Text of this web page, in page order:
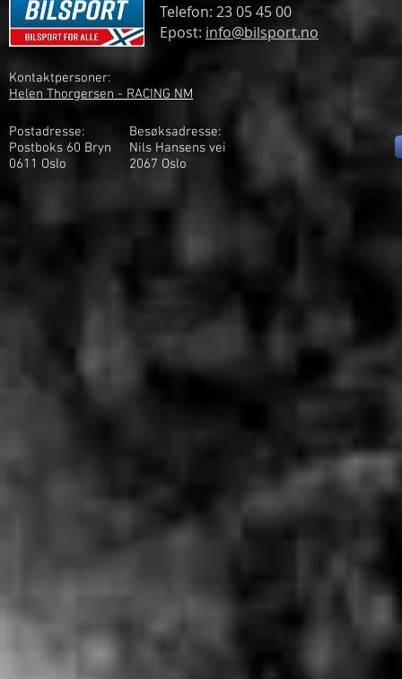
Telefon: 23 05 45 00
Epost: info@bilsport.no
Postadresse:
Postboks 60 Bryn
0611 Oslo
Besøksadresse:
Nils Hansens vei
2067 Oslo
Kontaktpersoner:
Helen Thorgersen - RACING NM